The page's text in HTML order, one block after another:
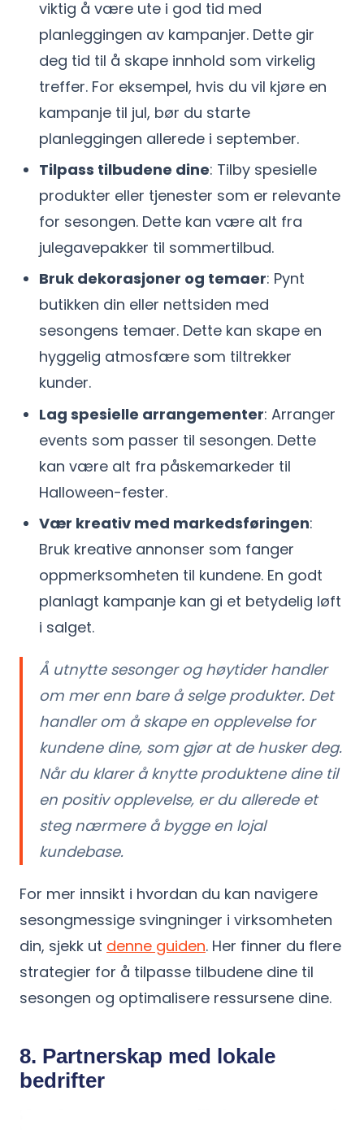
viktig å være ute i god tid med
planleggingen av kampanjer. Dette gir
deg tid til å skape innhold som virkelig
treffer. For eksempel, hvis du vil kjøre en
kampanje til jul, bør du starte
planleggingen allerede i september.
Tilpass tilbudene dine: Tilby spesielle
produkter eller tjenester som er relevante
for sesongen. Dette kan være alt fra
julegavepakker til sommertilbud.
Bruk dekorasjoner og temaer: Pynt
butikken din eller nettsiden med
sesongens temaer. Dette kan skape en
hyggelig atmosfære som tiltrekker
kunder.
Lag spesielle arrangementer: Arranger
events som passer til sesongen. Dette
kan være alt fra påskemarkeder til
Halloween-fester.
Vær kreativ med markedsføringen:
Bruk kreative annonser som fanger
oppmerksomheten til kundene. En godt
planlagt kampanje kan gi et betydelig løft
i salget.
Å utnytte sesonger og høytider handler
om mer enn bare å selge produkter. Det
handler om å skape en opplevelse for
kundene dine, som gjør at de husker deg.
Når du klarer å knytte produktene dine til
en positiv opplevelse, er du allerede et
steg nærmere å bygge en lojal
kundebase.
For mer innsikt i hvordan du kan navigere
sesongmessige svingninger i virksomheten
din, sjekk ut denne guiden. Her finner du flere
strategier for å tilpasse tilbudene dine til
sesongen og optimalisere ressursene dine.
8. Partnerskap med lokale
bedrifter